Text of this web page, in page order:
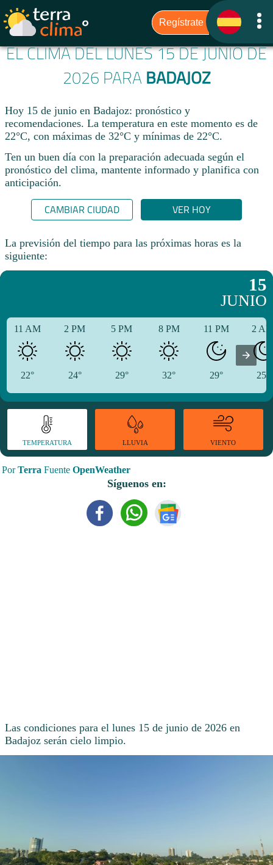
EL CLIMA DEL LUNES 15 DE JUNIO DE
2026 PARA BADAJOZ
Hoy 15 de junio en Badajoz: pronóstico y
recomendaciones. La temperatura en este momento es de
22°C, con máximas de 32°C y mínimas de 22°C.
Ten un buen día con la preparación adecuada según el
pronóstico del clima, mantente informado y planifica con
anticipación.​
CAMBIAR CIUDAD VER HOY
La previsión del tiempo para las próximas horas es la
siguiente:
15
JUNIO
11 AM
22°
2 PM
24°
5 PM
29°
8 PM
32°
11 PM
29°
2
25°
TEMPERATURA LLUVIA VIENTO
PorTerra Fuente OpenWeather
Síguenos en:
Las condiciones para el lunes 15 de junio de 2026 en
Badajoz serán cielo limpio.